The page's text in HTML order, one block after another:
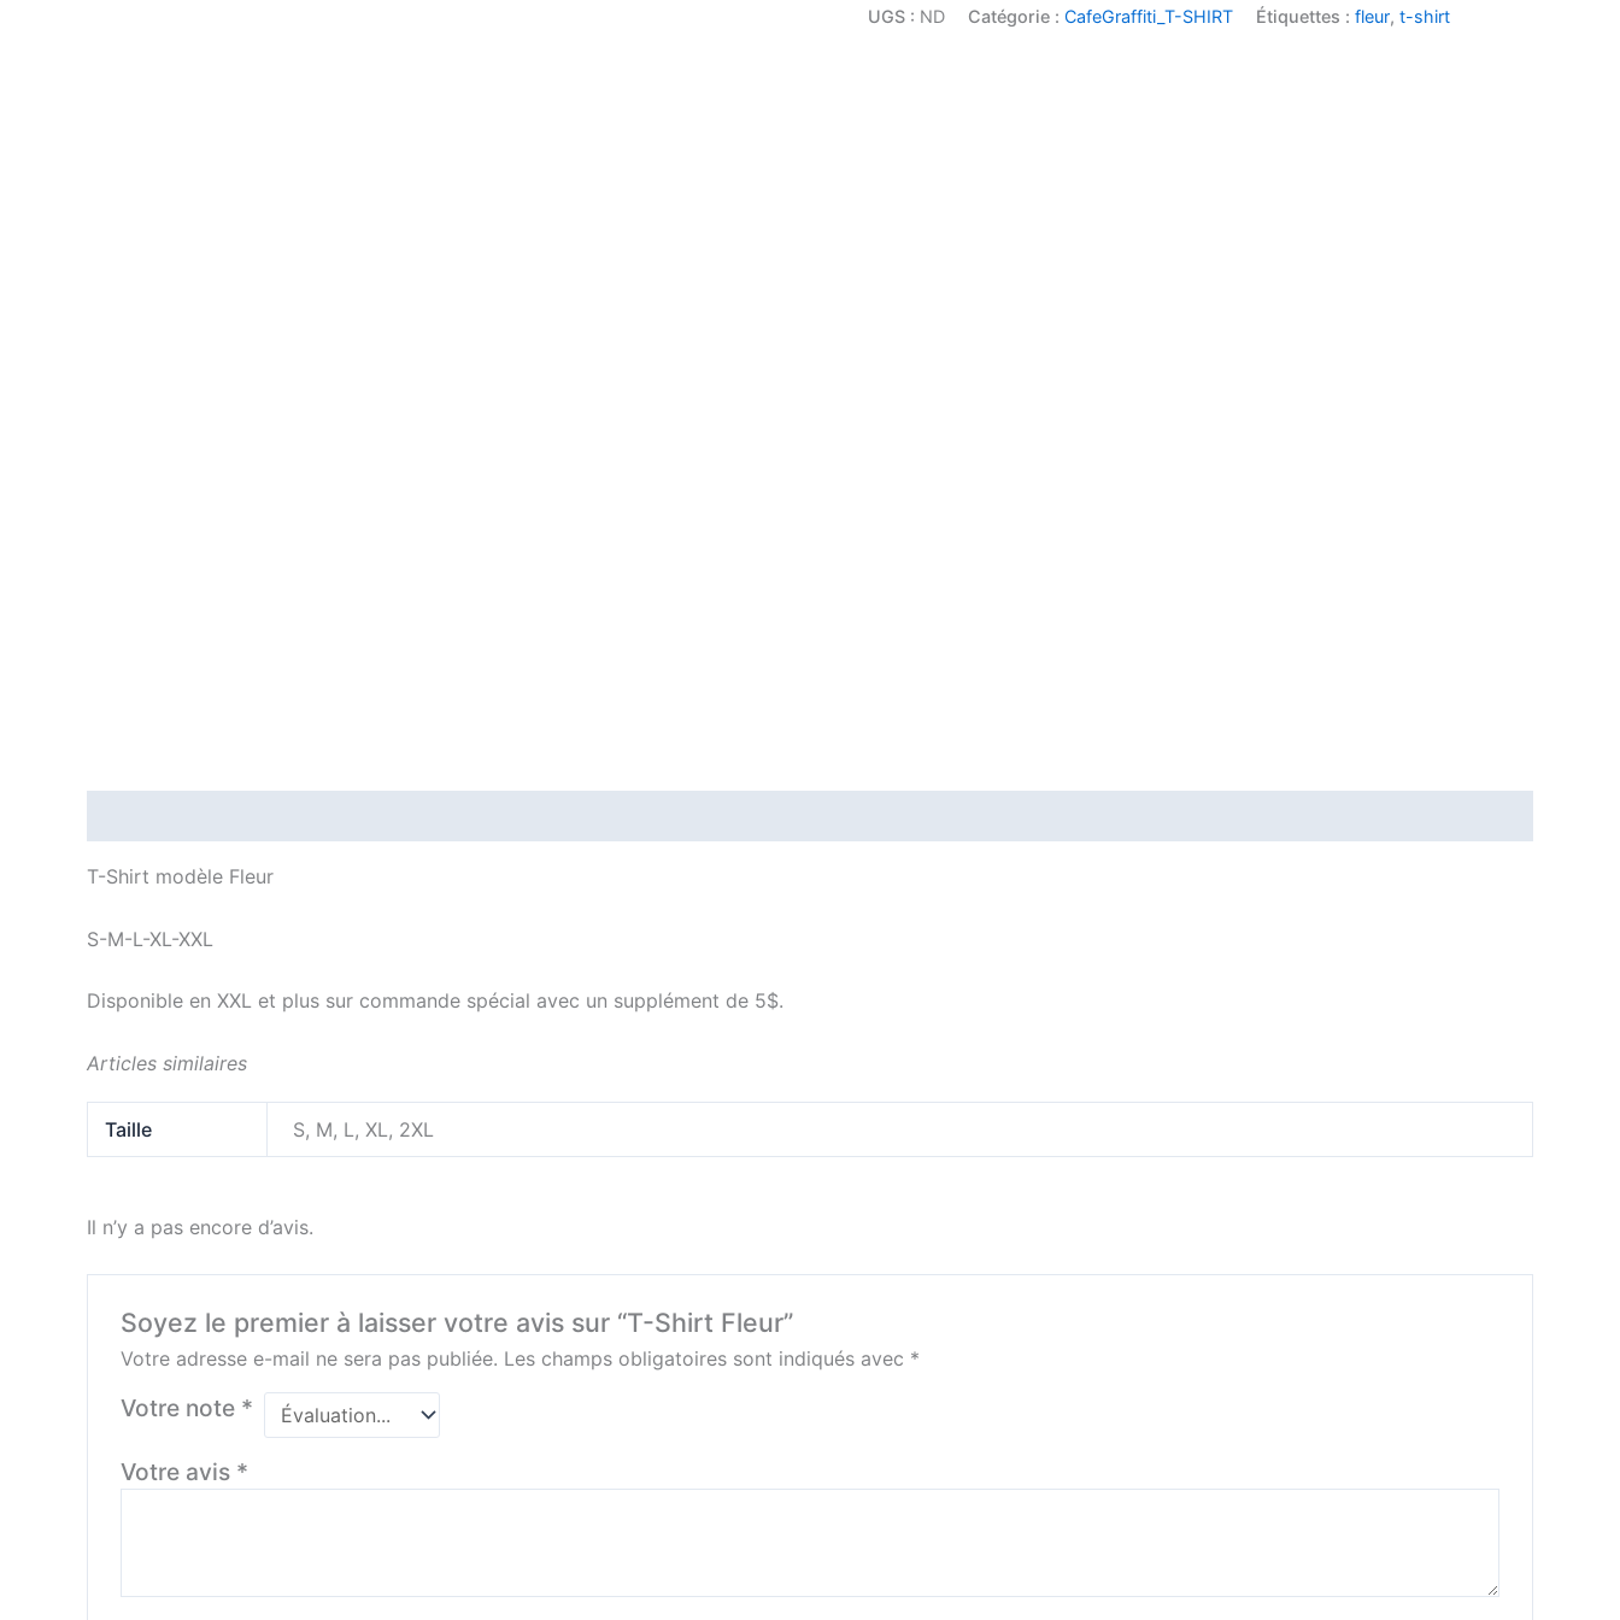
UGS : ND Catégorie : CafeGraffiti_T-SHIRT Étiquettes : fleur, t-shirt
T-Shirt modèle Fleur
S-M-L-XL-XXL
Disponible en XXL et plus sur commande spécial avec un supplément de 5$.
Articles similaires
Taille S, M, L, XL, 2XL
Il n’y a pas encore d’avis.
Soyez le premier à laisser votre avis sur “T-Shirt Fleur”
Votre adresse e-mail ne sera pas publiée. Les champs obligatoires sont indiqués avec *
Votre note *
Votre avis *